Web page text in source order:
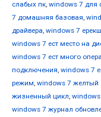
слабых пк, windows 7 для
7 домашняя базовая,
драйвера, windows 7
windows 7 ест место на
windows 7 ест много
подключения, windows 7
режим, windows 7 желтый
жизненный цикл, windows
windows 7 журнал